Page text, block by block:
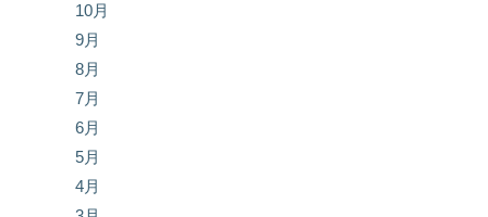
10月
9月
8月
7月
6月
5月
4月